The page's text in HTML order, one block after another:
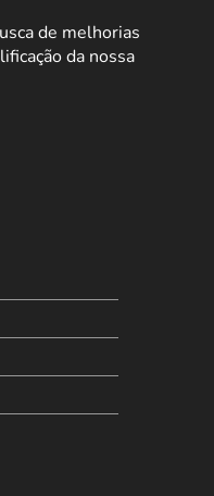
de melhorias
da nossa